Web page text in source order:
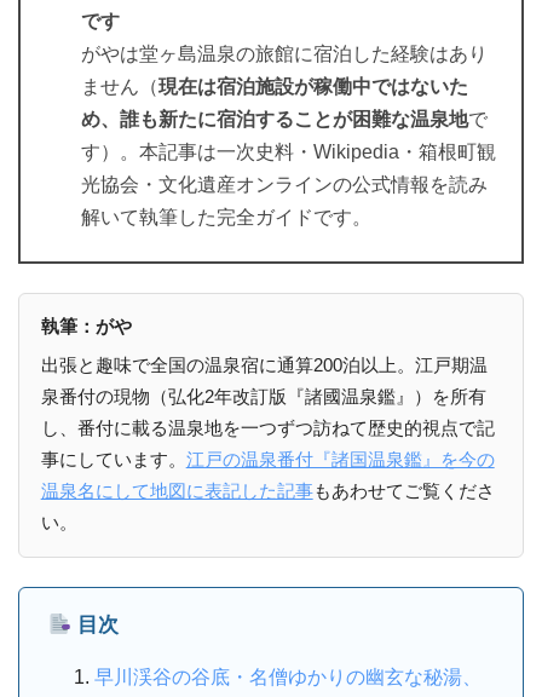
です
がやは堂ヶ島温泉の旅館に宿泊した経験はあり
ません（現在は宿泊施設が稼働中ではないた
め、誰も新たに宿泊することが困難な温泉地で
す）。本記事は一次史料・Wikipedia・箱根町観
光協会・文化遺産オンラインの公式情報を読み
解いて執筆した完全ガイドです。
執筆：がや
出張と趣味で全国の温泉宿に通算200泊以上。江戸期温
泉番付の現物（弘化2年改訂版『諸國温泉鑑』）を所有
し、番付に載る温泉地を一つずつ訪ねて歴史的視点で記
事にしています。 江戸の温泉番付『諸国温泉鑑』を今の
温泉名にして地図に表記した記事もあわせてご覧くださ
い。
目次
早川渓谷の谷底・名僧ゆかりの幽玄な秘湯、